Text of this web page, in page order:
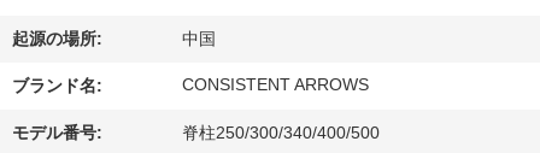
工
場
起源の場所: 中国
ブランド名: CONSISTENT ARROWS
モデル番号: 脊柱250/300/340/400/500